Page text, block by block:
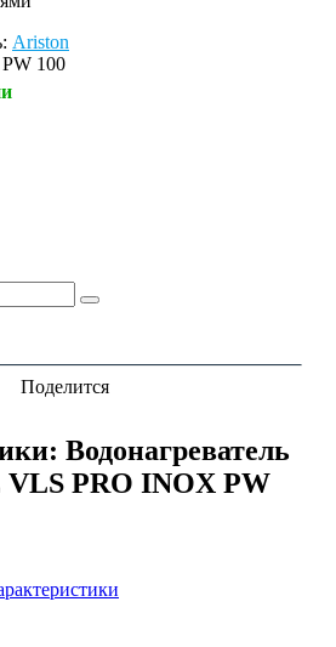
Ariston
100
Поделится
Водонагреватель
VLS PRO INOX PW